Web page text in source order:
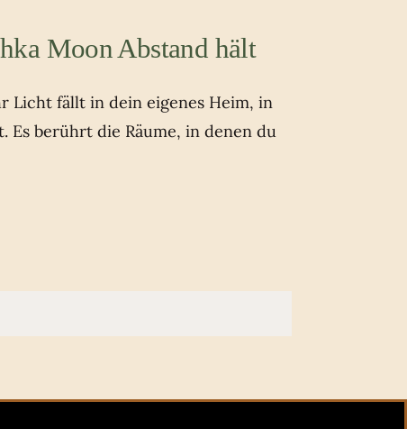
Moon Abstand hält
Licht fällt in dein eigenes Heim, in
Es berührt die Räume, in denen du